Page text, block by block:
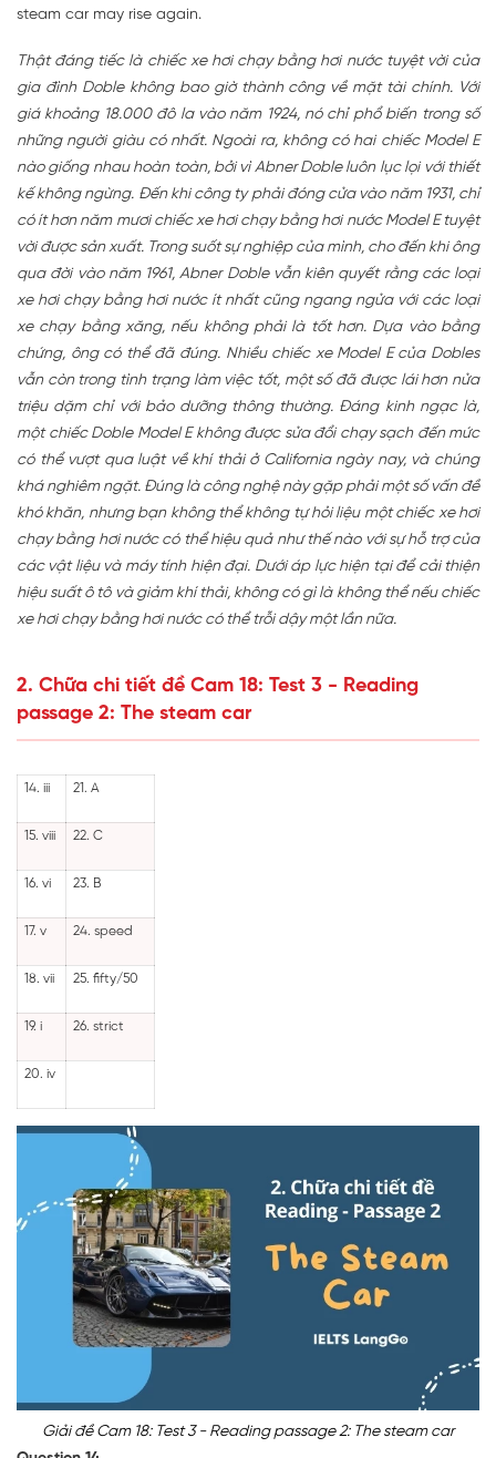
steam car may rise again.
Thật đáng tiếc là chiếc xe hơi chạy bằng hơi nước tuyệt vời của
gia đình Doble không bao giờ thành công về mặt tài chính. Với
giá khoảng 18.000 đô la vào năm 1924, nó chỉ phổ biến trong số
những người giàu có nhất. Ngoài ra, không có hai chiếc Model E
nào giống nhau hoàn toàn, bởi vì Abner Doble luôn lục lọi với thiết
kế không ngừng. Đến khi công ty phải đóng cửa vào năm 1931, chỉ
có ít hơn năm mươi chiếc xe hơi chạy bằng hơi nước Model E tuyệt
vời được sản xuất. Trong suốt sự nghiệp của mình, cho đến khi ông
qua đời vào năm 1961, Abner Doble vẫn kiên quyết rằng các loại
xe hơi chạy bằng hơi nước ít nhất cũng ngang ngửa với các loại
xe chạy bằng xăng, nếu không phải là tốt hơn. Dựa vào bằng
chứng, ông có thể đã đúng. Nhiều chiếc xe Model E của Dobles
vẫn còn trong tình trạng làm việc tốt, một số đã được lái hơn nửa
triệu dặm chỉ với bảo dưỡng thông thường. Đáng kinh ngạc là,
một chiếc Doble Model E không được sửa đổi chạy sạch đến mức
có thể vượt qua luật về khí thải ở California ngày nay, và chúng
khá nghiêm ngặt. Đúng là công nghệ này gặp phải một số vấn đề
khó khăn, nhưng bạn không thể không tự hỏi liệu một chiếc xe hơi
chạy bằng hơi nước có thể hiệu quả như thế nào với sự hỗ trợ của
các vật liệu và máy tính hiện đại. Dưới áp lực hiện tại để cải thiện
hiệu suất ô tô và giảm khí thải, không có gì là không thể nếu chiếc
xe hơi chạy bằng hơi nước có thể trỗi dậy một lần nữa.
2. Chữa chi tiết đề Cam 18: Test 3 - Reading
passage 2: The steam car
14. iii 21. A
15. viii 22. C
16. vi 23. B
17. v 24. speed
18. vii 25. fifty/50
19. i 26. strict
20. iv
Giải đề Cam 18: Test 3 - Reading passage 2: The steam car